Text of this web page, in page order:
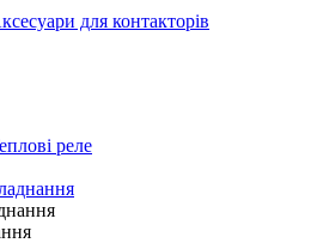
для контакторів
реле